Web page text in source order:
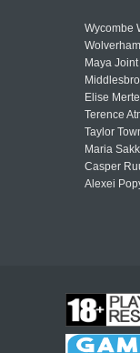
Wycombe
Maya
Elise
Terence
Taylor
Maria
Casper
Alexei